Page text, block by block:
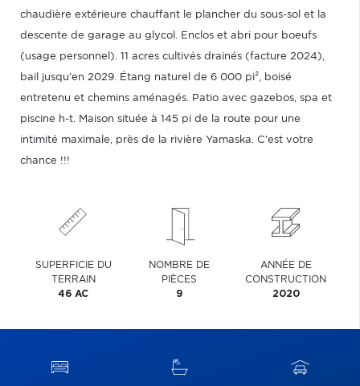
chaudière extérieure chauffant le plancher du sous-sol et la
descente de garage au glycol. Enclos et abri pour boeufs
(usage personnel). 11 acres cultivés drainés (facture 2024),
bail jusqu'en 2029. Étang naturel de 6 000 pi², boisé
entretenu et chemins aménagés. Patio avec gazebos, spa et
piscine h-t. Maison située à 145 pi de la route pour une
intimité maximale, près de la rivière Yamaska. C'est votre
chance !!!
SUPERFICIE DU
TERRAIN
46 AC
NOMBRE DE
PIÈCES
9
ANNÉE DE
CONSTRUCTION
2020